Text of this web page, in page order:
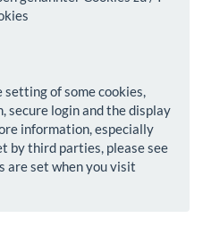
of some cookies,
secure login and the display
information, especially
by third parties, please see
are set when you visit